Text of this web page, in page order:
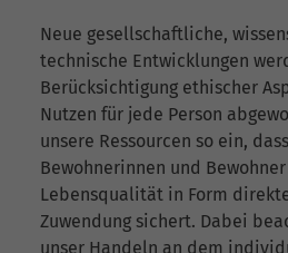
Neue gesellschaftliche,
technische Entwicklungen
Berücksichtigung ethischer
Nutzen für jede Person
unsere Ressourcen so ein,
Bewohnerinnen und
Lebensqualität in Form
Zuwendung sichert. Dabei
unser Handeln an dem